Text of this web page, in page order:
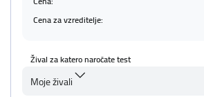
Cena za vzreditelje:
Žival za katero naročate test
Moje živali